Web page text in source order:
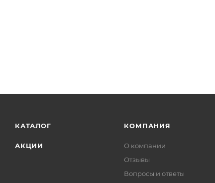
КАТАЛОГ
АКЦИИ
КОМПАНИЯ
О компании
Отзывы
Вопросы и ответы